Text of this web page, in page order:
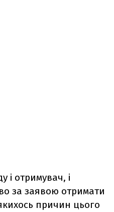
і отримувач, і
за заявою отримати
причин цього